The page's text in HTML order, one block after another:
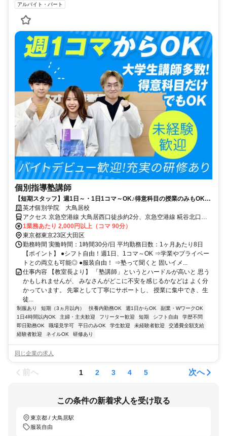
アルバイト・パート
個別指導塾講師
【短期スタッフ】週1日～・1日1コマ～OK♪得意科目の授業のみもOK♪
バイトデビューの大学生応援♪
英才個別学院 大鳥居校
アクセス 京急空港線 大鳥居西口徒歩約2分、京急空港線 糀谷北口徒
歩約10分、京急空港線 穴守稲荷徒歩約13分
1業務あたり 2,000円以上（コマ 90分）
東京都東京23区大田区
勤務時間 実働時間：1時間30分/日 平均勤務日数：1ヶ月あたり8日
【ポイント】 ●シフト自由！週1日、1コマ～OK ⇒学業やプライベー
トとの両立も可能◎ ●服装自由！ ⇒塾って聞くと 固いイメ...
仕事内容 【教室長より】 「塾講師」というとハードルが高いと 思う
かもしれませんが、 みなさんがどこに不安を感じるかなどは よく分
かっています。 先輩として丁寧にサポートし、 授業に集中でき、生
徒...
制服あり 短期（3ヵ月以内） 扶養内勤務OK 週1日からOK
副業・WワークOK
1日4時間以内OK
主婦・主夫歓迎 フリーター歓迎 短期 シフト自由
学歴不問
即日勤務OK
職場見学可 平日のみOK 学生歓迎 未経験者歓迎
交通費全額支給
経験者歓迎
ネイルOK 研修あり
同じ企業の求人
前へ 1 2 3 4 5 次へ
この条件の新着求人を受け取る
東京都 / 大鳥居駅
服装自由